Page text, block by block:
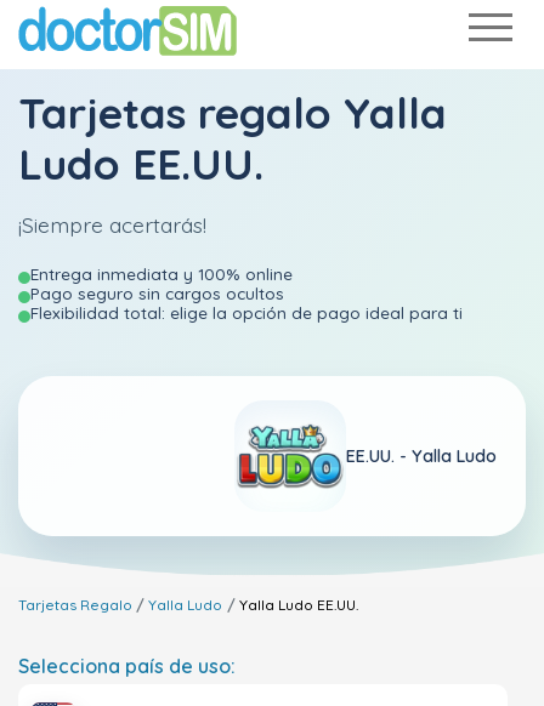
Tarjetas regalo Yalla
Ludo EE.UU.
¡Siempre acertarás!
Entrega inmediata y 100% online
Pago seguro sin cargos ocultos
Flexibilidad total: elige la opción de pago ideal para ti
EE.UU. - Yalla Ludo
Tarjetas Regalo Yalla Ludo Yalla Ludo EE.UU.
Selecciona país de uso: